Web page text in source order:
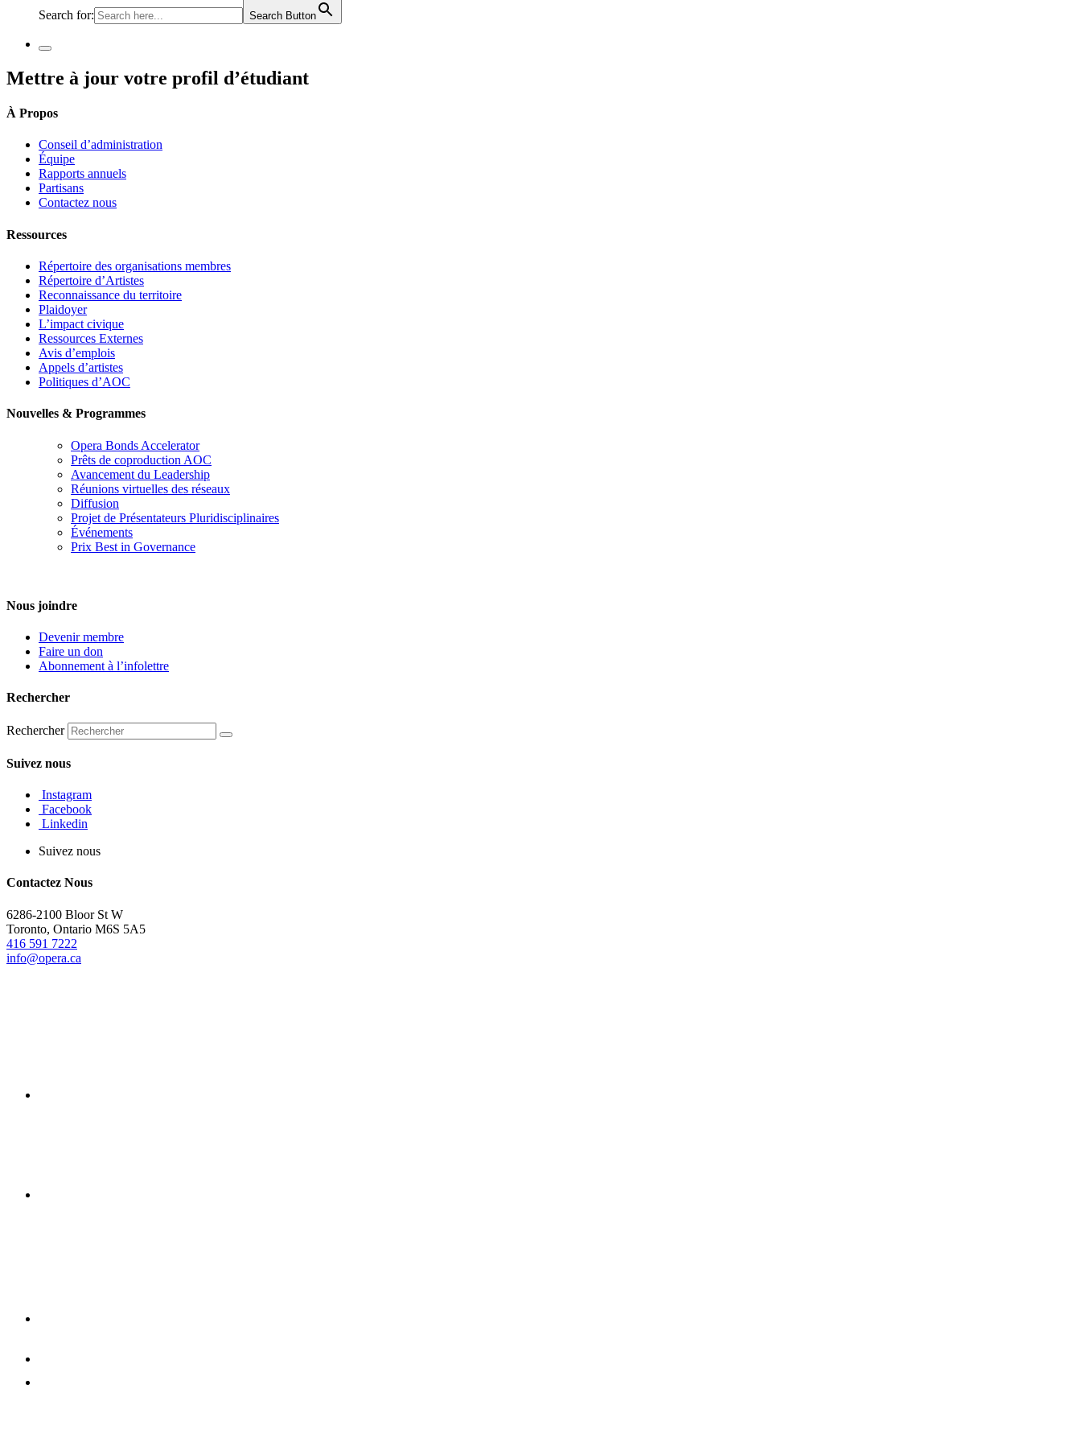
Search for: Search Button
Mettre à jour votre profil d’étudiant
À Propos
Conseil d’administration
Équipe
Rapports annuels
Partisans
Contactez nous
Ressources
Répertoire des organisations membres
Répertoire d’Artistes
Reconnaissance du territoire
Plaidoyer
L’impact civique
Ressources Externes
Avis d’emplois
Appels d’artistes
Politiques d’AOC
Nouvelles & Programmes
Opera Bonds Accelerator
Prêts de coproduction AOC
Avancement du Leadership
Réunions virtuelles des réseaux
Diffusion
Projet de Présentateurs Pluridisciplinaires
Événements
Prix Best in Governance
Nous joindre
Devenir membre
Faire un don
Abonnement à l’infolettre
Rechercher
Rechercher
Suivez nous
Instagram
Facebook
Linkedin
Suivez nous
Contactez Nous
6286-2100 Bloor St W
Toronto, Ontario M6S 5A5
416 591 7222
info@opera.ca